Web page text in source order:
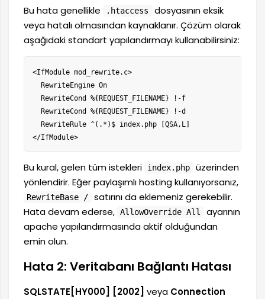
Bu hata genellikle .htaccess
dosyasının eksik
veya hatalı olmasından kaynaklanır. Çözüm olarak
aşağıdaki standart yapılandırmayı kullanabilirsiniz:
<IfModule mod_rewrite.c>
  RewriteEngine On
  RewriteCond %{REQUEST_FILENAME} !-f
  RewriteCond %{REQUEST_FILENAME} !-d
  RewriteRule ^(.*)$ index.php [QSA,L]
</IfModule>
Bu kural, gelen tüm istekleri index.php
üzerinden
yönlendirir. Eğer paylaşımlı hosting kullanıyorsanız,
RewriteBase /
satırını da eklemeniz gerekebilir.
Hata devam ederse, AllowOverride All
ayarının
apache yapılandırmasında aktif olduğundan
emin olun.
Hata 2: Veritabanı Bağlantı Hatası
SQLSTATE[HY000] [2002] veya Connection